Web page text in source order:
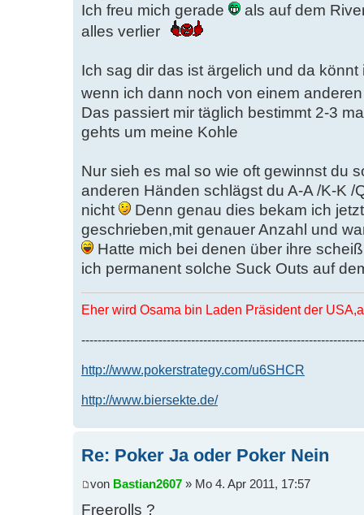
Ich freu mich gerade
als auf dem
alles verlier
Ich sag dir das ist ärgelich und da
wenn ich dann noch von einem
Das passiert mir täglich bestimmt 2-3
gehts um meine Kohle
Nur sieh es mal so wie oft gewinnst du
anderen Händen schlägst du A-A /K-K /
nicht
Denn genau dies bekam ich
geschrieben,mit genauer Anzahl und
Hatte mich bei denen über ihre
ich permanent solche Suck Outs auf
Eher wird Osama bin Laden Präsident der
http://www.pokerstrategy.com/u6SHCR
http://www.biersekte.de/
Re: Poker Ja oder Poker Nein
von Bastian2607 » Mo 4. Apr 2011, 17:57
Freerolls ?